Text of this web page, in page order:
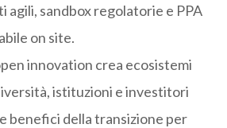
agili, sandbox regolatorie e PPA
on site.
innovation crea ecosistemi
istituzioni e investitori
benefici della transizione per